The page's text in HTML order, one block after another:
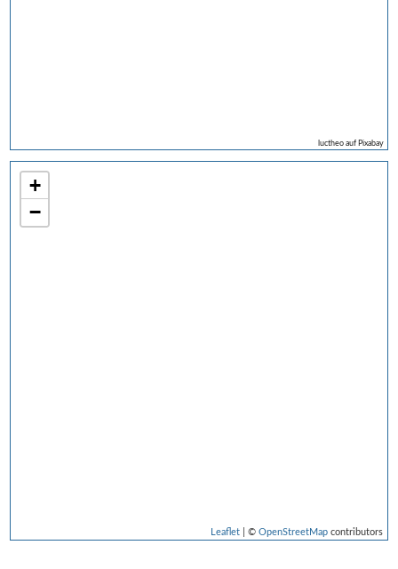
luctheo auf Pixabay
+
−
Leaflet| © OpenStreetMapcontributors